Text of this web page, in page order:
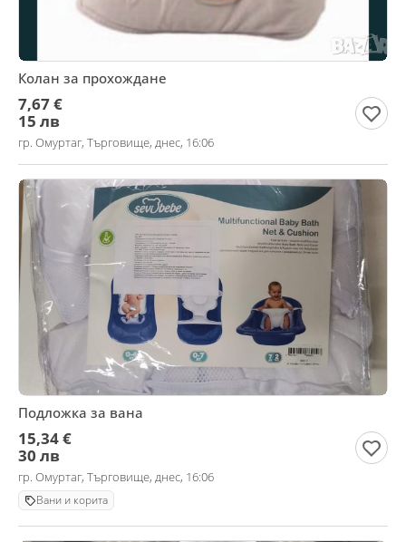
Колан за прохождане
7,67 €
15 лв
гр. Омуртаг, Търговище, днес, 16:06
Подложка за вана
15,34 €
30 лв
гр. Омуртаг, Търговище, днес, 16:06
Вани и корита